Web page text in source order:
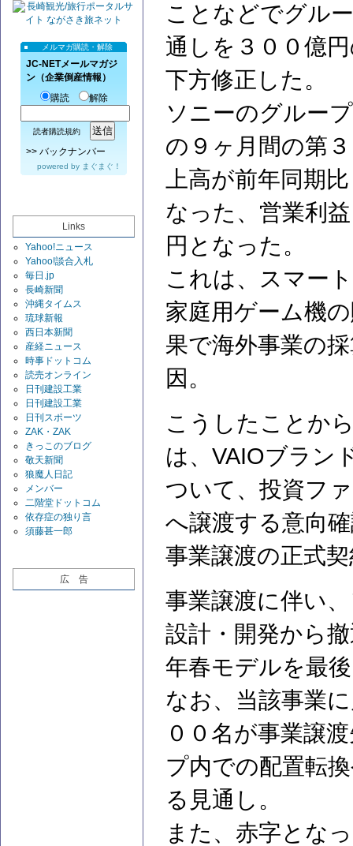
メルマガ購読・解除
JC-NETメールマガジ
ン（企業倒産情報）
購読
解除
読者購読規約
>> バックナンバー
powered by まぐまぐ！
Links
Yahoo!ニュース
Yahoo!談合入札
毎日.jp
長崎新聞
沖縄タイムス
琉球新報
西日本新聞
産経ニュース
時事ドットコム
読売オンライン
日刊建設工業
日刊建設工業
日刊スポーツ
ZAK・ZAK
きっこのブログ
敬天新聞
狼魔人日記
メンバー
二階堂ドットコム
依存症の独り言
須藤甚一郎
広 告
ことなどでグル
通しを３００億
下方修正した。
ソニーのグルー
の９ヶ月間の第
上高が前年同期
なった、営業利
円となった。
これは、スマー
家庭用ゲーム機
果で海外事業の
因。
こうしたことか
は、VAIOブラン
ついて、投資フ
へ譲渡する意向
事業譲渡の正式
事業譲渡に伴い
設計・開発から
年春モデルを最
なお、当該事業
００名が事業譲
プ内での配置転
る見通し。
また、赤字とな